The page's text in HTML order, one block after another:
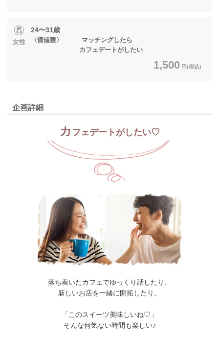
女性
24〜31歳
〈価値観〉 マッチングしたら
カフェデートがしたい
1,500 円(税込)
企画詳細
カ フェデートがしたい♡
落ち着いたカフェでゆっくり話したり、
新しいお店を一緒に開拓したり。
「このスイーツ美味しいね♡」
そんな何気ない時間も楽しい♪